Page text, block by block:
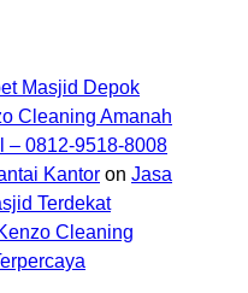
Masjid Depok
Cleaning Amanah
– 0812-9518-8008
Kantor on Jasa
Terdekat
Cleaning